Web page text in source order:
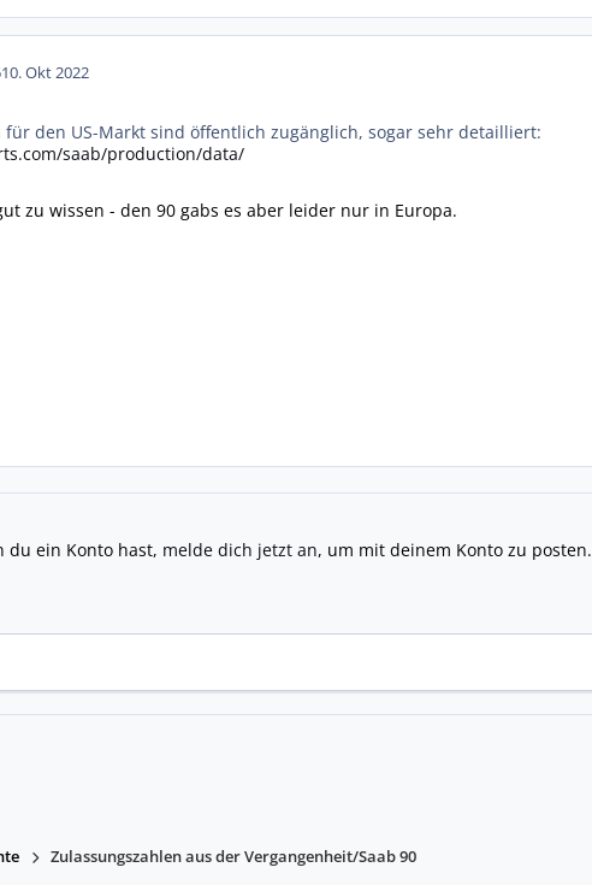
10. Okt 2022
für den US-Markt sind öffentlich zugänglich, sogar sehr detailliert:
saab/production/data/
zu wissen - den 90 gabs es aber leider nur in Europa.
du ein Konto hast, melde dich jetzt an, um mit deinem Konto zu posten.
Zulassungszahlen aus der Vergangenheit/Saab 90